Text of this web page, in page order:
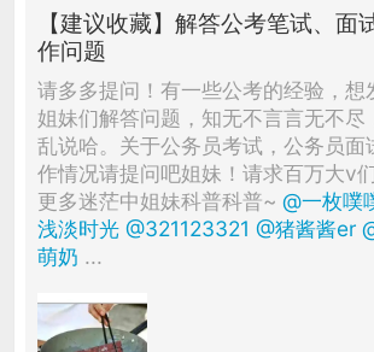
【建议收藏】解答公考笔试、面
作问题
请多多提问！有一些公考的经验，想
姐妹们解答问题，知无不言言无不尽
乱说哈。关于公务员考试，公务员面
作情况请提问吧姐妹！请求百万大v
更多迷茫中姐妹科普科普~@一枚噗
浅淡时光 @321123321 @猪酱酱er
萌奶 ...